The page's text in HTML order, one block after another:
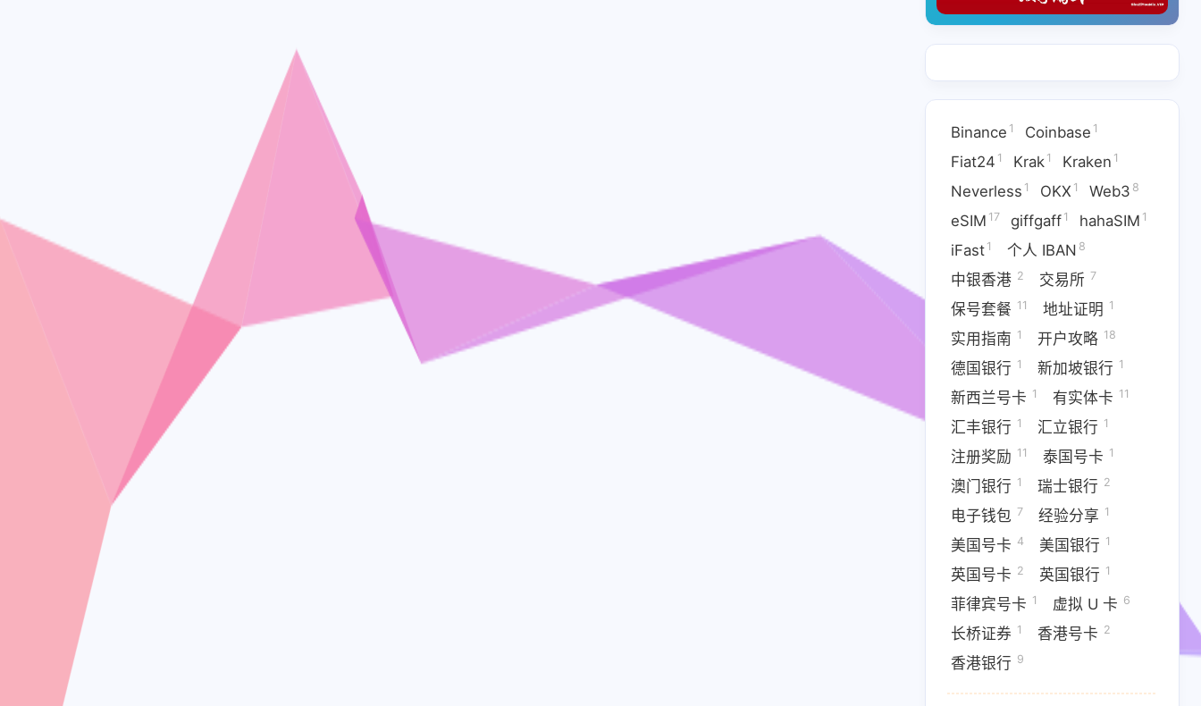
开户攻略18
瑞士银行
一月 2026
1篇
十二月 2025 十月 2025 八月 2025
4篇
Binance 1 Coinbase 1
Fiat24 1 Krak 1 Kraken 1
Neverless 1 OKX 1 Web3 8
eSIM 17 giffgaff 1 hahaSIM 1
iFast 1 个人 IBAN 8
中银香港 2 交易所 7
保号套餐 11 地址证明 1
实用指南 1 开户攻略 18
德国银行 1 新加坡银行 1
新西兰号卡 1 有实体卡 11
汇丰银行 1 汇立银行 1
注册奖励 11 泰国号卡 1
澳门银行 1 瑞士银行 2
电子钱包 7 经验分享 1
美国号卡 4 美国银行 1
英国号卡 2 英国银行 1
菲律宾号卡 1 虚拟 U 卡 6
长桥证券 1 香港号卡 2
香港银行 9